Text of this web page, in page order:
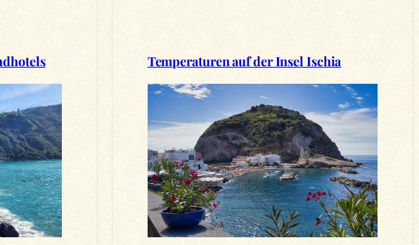
Temperaturen auf der Insel Ischia